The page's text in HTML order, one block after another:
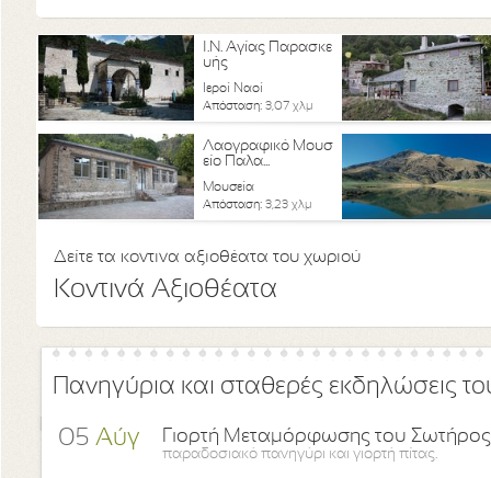
Ι.Ν. Αγίας Παρασκε
υής
Ιεροί Ναοί
Απόσταση: 3,07 χλμ
Λαογραφικό Μουσ
είο Παλα...
Μουσεία
Απόσταση: 3,23 χλμ
Δείτε τα κοντινα αξιοθέατα του χωριού
Κοντινά Αξιοθέατα
Πανηγύρια και σταθερές εκδηλώσεις
05 Αύγ Γιορτή Μεταμόρφωσης του Σωτήρος
παραδοσιακό πανηγύρι και γιορτή πίτας.